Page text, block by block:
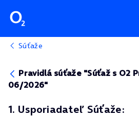
Súťaže
Pravidlá súťaže "Súťaž s O2
06/2026"
1. Usporiadateľ Súťaže: